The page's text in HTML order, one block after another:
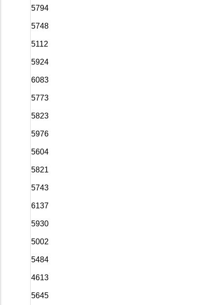
5794
5748
5112
5924
6083
5773
5823
5976
5604
5821
5743
6137
5930
5002
5484
4613
5645